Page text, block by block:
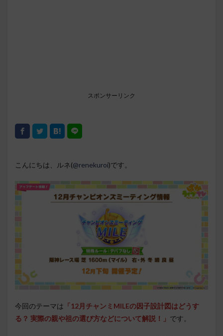
スポンサーリンク
こんにちは、ルネ(@renekuroi)です。
今回のテーマは 「12月チャンミMILEの因子設計図はどうす
る？ 実際の親や祖の選び方などについて解説！
」 です。